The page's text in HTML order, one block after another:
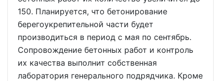
150. Планируется, что бетонирование
берегоукрепительной части будет
производиться в период с мая по сентябрь.
Сопровождение бетонных работ и контроль
их качества выполнит собственная
лаборатория генерального подрядчика. Кроме